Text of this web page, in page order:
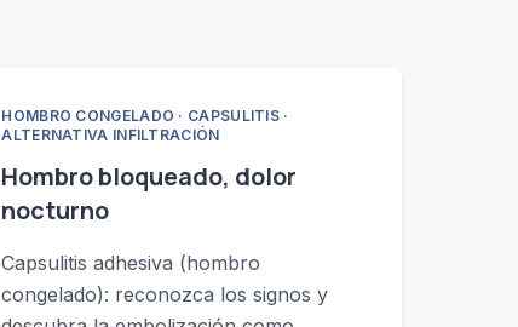
HOMBRO CONGELADO · CAPSULITIS ·
ALTERNATIVA INFILTRACIÓN
Hombro bloqueado, dolor
nocturno
Capsulitis adhesiva (hombro
congelado): reconozca los signos y